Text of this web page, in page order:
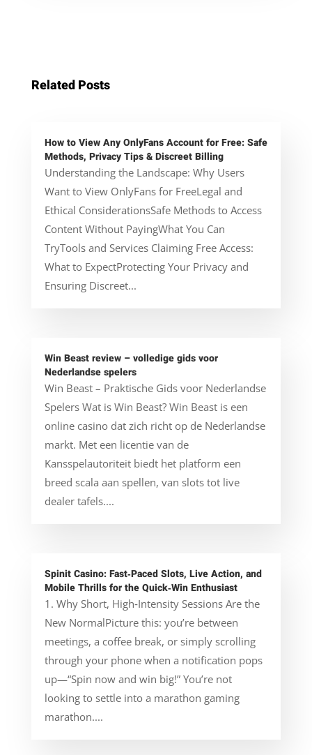
Related Posts
How to View Any OnlyFans Account for Free: Safe
Methods, Privacy Tips & Discreet Billing
Understanding the Landscape: Why Users
Want to View OnlyFans for FreeLegal and
Ethical ConsiderationsSafe Methods to Access
Content Without PayingWhat You Can
TryTools and Services Claiming Free Access:
What to ExpectProtecting Your Privacy and
Ensuring Discreet...
Win Beast review – volledige gids voor
Nederlandse spelers
Win Beast – Praktische Gids voor Nederlandse
Spelers Wat is Win Beast? Win Beast is een
online casino dat zich richt op de Nederlandse
markt. Met een licentie van de
Kansspelautoriteit biedt het platform een
breed scala aan spellen, van slots tot live
dealer tafels....
Spinit Casino: Fast‑Paced Slots, Live Action, and
Mobile Thrills for the Quick‑Win Enthusiast
1. Why Short, High‑Intensity Sessions Are the
New NormalPicture this: you’re between
meetings, a coffee break, or simply scrolling
through your phone when a notification pops
up—“Spin now and win big!” You’re not
looking to settle into a marathon gaming
marathon....